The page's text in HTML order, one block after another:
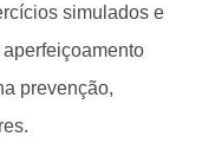
simulados e
prevenção,